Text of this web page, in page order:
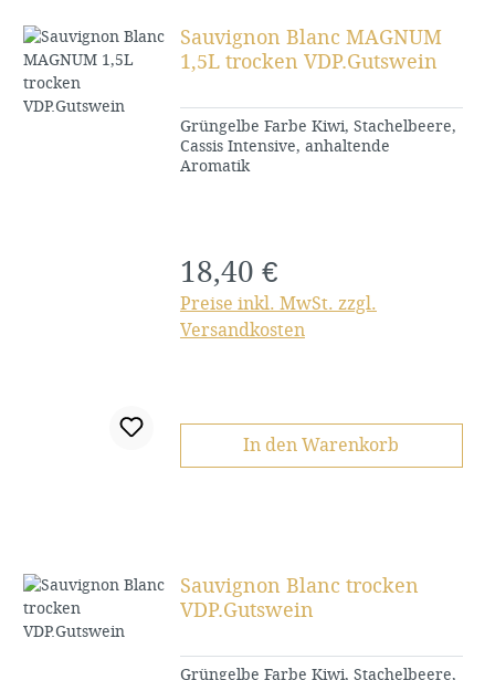
Sauvignon Blanc MAGNUM
1,5L trocken VDP.Gutswein
Grüngelbe Farbe Kiwi, Stachelbeere,
Cassis Intensive, anhaltende
Aromatik
Regulärer Preis:
18,40 €
Preise inkl. MwSt. zzgl.
Versandkosten
In den Warenkorb
Sauvignon Blanc trocken
VDP.Gutswein
Grüngelbe Farbe Kiwi, Stachelbeere,